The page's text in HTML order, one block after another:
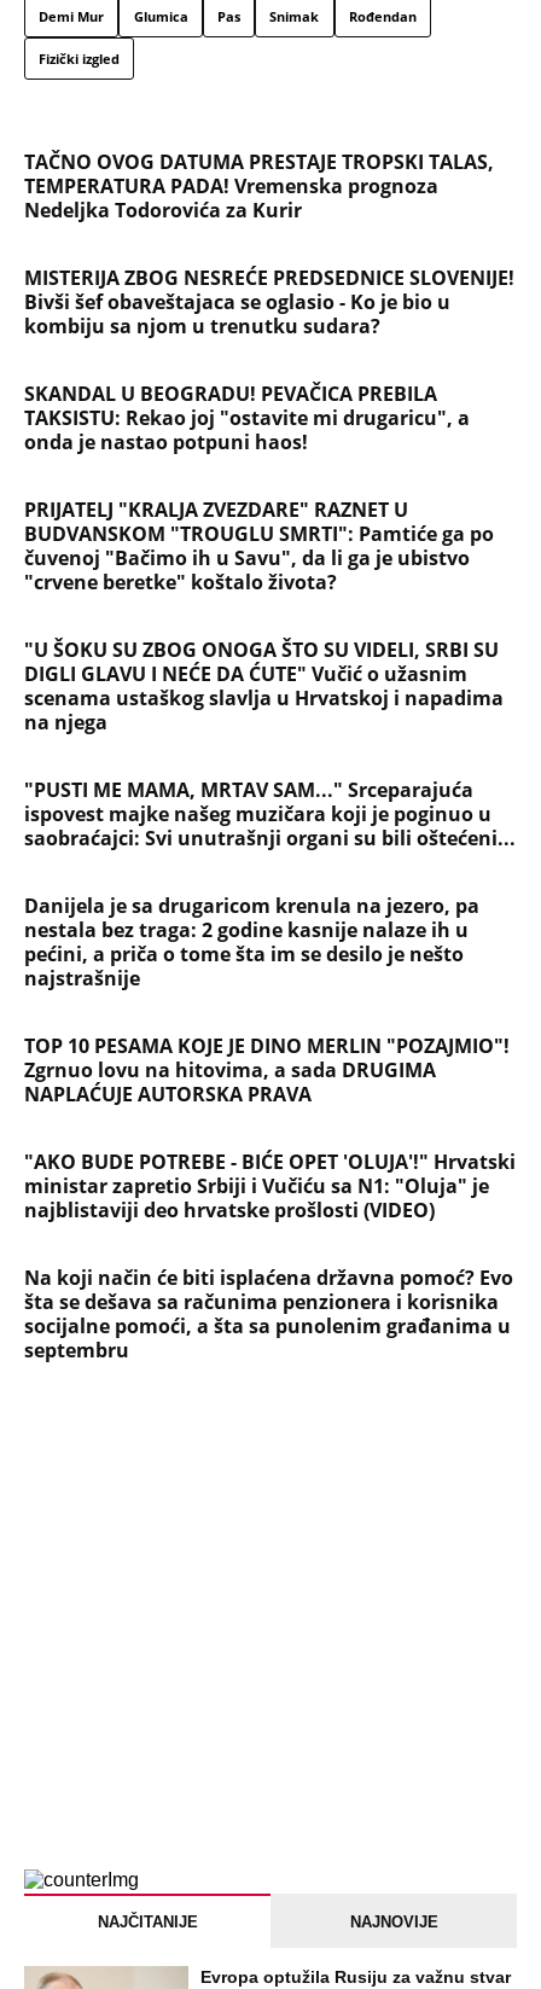
Demi Mur Glumica Pas Snimak Rođendan
Fizički izgled
TAČNO OVOG DATUMA PRESTAJE TROPSKI TALAS,
TEMPERATURA PADA! Vremenska prognoza
Nedeljka Todorovića za Kurir
MISTERIJA ZBOG NESREĆE PREDSEDNICE SLOVENIJE!
Bivši šef obaveštajaca se oglasio - Ko je bio u
kombiju sa njom u trenutku sudara?
SKANDAL U BEOGRADU! PEVAČICA PREBILA
TAKSISTU: Rekao joj "ostavite mi drugaricu", a
onda je nastao potpuni haos!
PRIJATELJ "KRALJA ZVEZDARE" RAZNET U
BUDVANSKOM "TROUGLU SMRTI": Pamtiće ga po
čuvenoj "Bačimo ih u Savu", da li ga je ubistvo
"crvene beretke" koštalo života?
"U ŠOKU SU ZBOG ONOGA ŠTO SU VIDELI, SRBI SU
DIGLI GLAVU I NEĆE DA ĆUTE" Vučić o užasnim
scenama ustaškog slavlja u Hrvatskoj i napadima
na njega
"PUSTI ME MAMA, MRTAV SAM..." Srceparajuća
ispovest majke našeg muzičara koji je poginuo u
saobraćajci: Svi unutrašnji organi su bili oštećeni...
Danijela je sa drugaricom krenula na jezero, pa
nestala bez traga: 2 godine kasnije nalaze ih u
pećini, a priča o tome šta im se desilo je nešto
najstrašnije
TOP 10 PESAMA KOJE JE DINO MERLIN "POZAJMIO"!
Zgrnuo lovu na hitovima, a sada DRUGIMA
NAPLAĆUJE AUTORSKA PRAVA
"AKO BUDE POTREBE - BIĆE OPET 'OLUJA'!" Hrvatski
ministar zapretio Srbiji i Vučiću sa N1: "Oluja" je
najblistaviji deo hrvatske prošlosti (VIDEO)
Na koji način će biti isplaćena državna pomoć? Evo
šta se dešava sa računima penzionera i korisnika
socijalne pomoći, a šta sa punolenim građanima u
septembru
NAJČITANIJE NAJNOVIJE
Evropa optužila Rusiju za važnu stvar